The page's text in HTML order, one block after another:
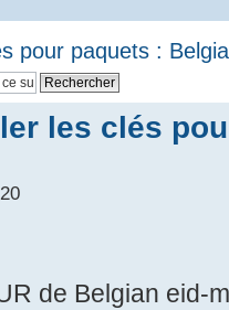
pour paquets :
les clés
de Belgian eid-